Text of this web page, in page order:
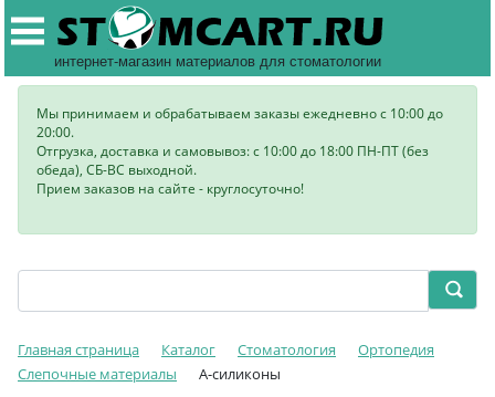
интернет-магазин материалов для стоматологии
Мы принимаем и обрабатываем заказы ежедневно с 10:00 до
20:00.
Отгрузка, доставка и самовывоз: с 10:00 до 18:00 ПН-ПТ (без
обеда), СБ-ВС выходной.
Прием заказов на сайте - круглосуточно!
Главная страница Каталог Стоматология
Ортопедия
Слепочные материалы
А-силиконы